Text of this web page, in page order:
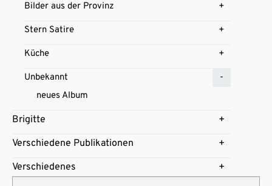
Bilder aus der Provinz
Stern Satire
Küche
Unbekannt
neues Album
Brigitte
Verschiedene Publikationen
Verschiedenes